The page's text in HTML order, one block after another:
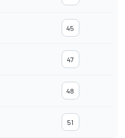
45
47
48
51